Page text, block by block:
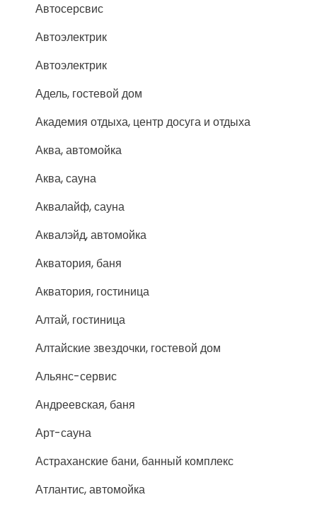
Автосерсвис
Автоэлектрик
Автоэлектрик
Адель, гостевой дом
Академия отдыха, центр досуга и отдыха
Аква, автомойка
Аква, сауна
Аквалайф, сауна
Аквалэйд, автомойка
Акватория, баня
Акватория, гостиница
Алтай, гостиница
Алтайские звездочки, гостевой дом
Альянс-сервис
Андреевская, баня
Арт-сауна
Астраханские бани, банный комплекс
Атлантис, автомойка